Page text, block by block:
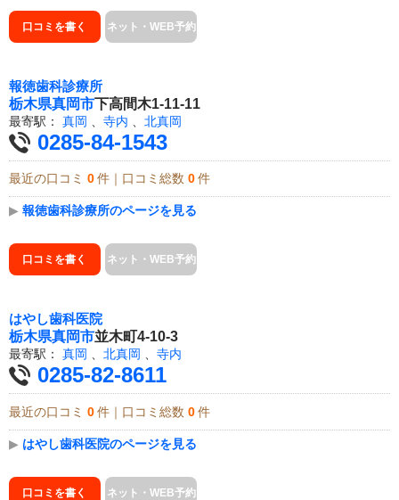
口コミを書く ネット・WEB予約
報徳歯科診療所
栃木県真岡市下高間木1-11-11
最寄駅： 真岡 寺内 北真岡
0285-84-1543
最近の口コミ 0 件｜口コミ総数 0 件
▶ 報徳歯科診療所のページを見る
口コミを書く ネット・WEB予約
はやし歯科医院
栃木県真岡市並木町4-10-3
最寄駅： 真岡 、 北真岡 、 寺内
0285-82-8611
最近の口コミ 0 件｜口コミ総数 0 件
▶ はやし歯科医院のページを見る
口コミを書く ネット・WEB予約